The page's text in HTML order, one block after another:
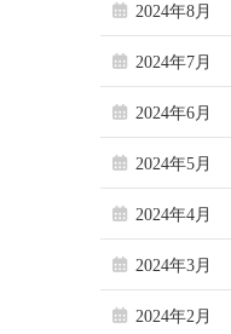
2024年8月
2024年7月
2024年6月
2024年5月
2024年4月
2024年3月
2024年2月